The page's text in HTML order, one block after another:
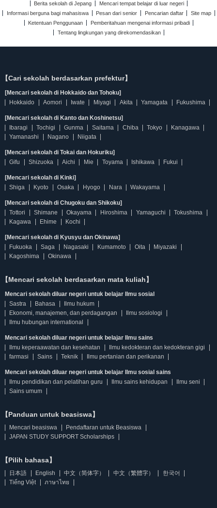
Berita sekolah di Jepang
Mencari tempat belajar di luar negeri
Informasi berguna bagi mahasiswa
Pesan dari senior Pencarian daftar
Site map
Ketentuan Penggunaan
Pemberitahuan mengenai informasi pribadi
Tentang lingkungan yang direkomendasikan
【Cari sekolah berdasarkan prefektur】
[Mencari sekolah di Hokkaido dan Tohoku]
Hokkaido
Aomori Iwate Miyagi Akita Yamagata Fukushima
[Mencari sekolah di Kanto dan Koshinetsu]
Ibaragi
Tochigi Gunma Saitama Chiba Tokyo
Kanagawa
Yamanashi
Nagano Niigata
[Mencari sekolah di Tokai dan Hokuriku]
Gifu
Shizuoka Aichi Mie Toyama Ishikawa Fukui
[Mencari sekolah di Kinki]
Shiga
Kyoto Osaka Hyogo Nara Wakayama
[Mencari sekolah di Chugoku dan Shikoku]
Tottori
Shimane Okayama Hiroshima Yamaguchi
Tokushima
Kagawa
Ehime Kochi
[Mencari sekolah di Kyusyu dan Okinawa]
Fukuoka
Saga Nagasaki Kumamoto Oita
Miyazaki
Kagoshima
Okinawa
【Mencari sekolah berdasarkan mata kuliah】
Mencari sekolah diluar negeri untuk belajar Ilmu sosial
Sastra
Bahasa
Ilmu hukum
Ekonomi, manajemen, dan perdagangan
Ilmu sosiologi
Ilmu hubungan international
Mencari sekolah diluar negeri untuk belajar Ilmu sains
Ilmu keperaawatan dan kesehatan
Ilmu kedokteran dan kedokteran gigi
farmasi
Sains Teknik Ilmu pertanian dan perikanan
Mencari sekolah diluar negeri untuk belajar Ilmu sosial sains
Ilmu pendidikan dan pelatihan guru
Ilmu sains kehidupan
Ilmu seni
Sains umum
【Panduan untuk beasiswa】
Mencari beasiswa
Pendaftaran untuk Beasiswa
JAPAN STUDY SUPPORT Scholarships
【Pilih bahasa】
日本語 English 中文（简体字） 中文（繁體字）
한국어
Tiếng Việt
ภาษาไทย